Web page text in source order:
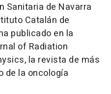
Sanitaria de Navarra
Catalán de
publicado en la
of Radiation
la revista de más
de la oncología